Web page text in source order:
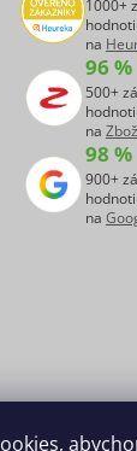
1000+
na
96 %
500+
na
98 %
900+
na